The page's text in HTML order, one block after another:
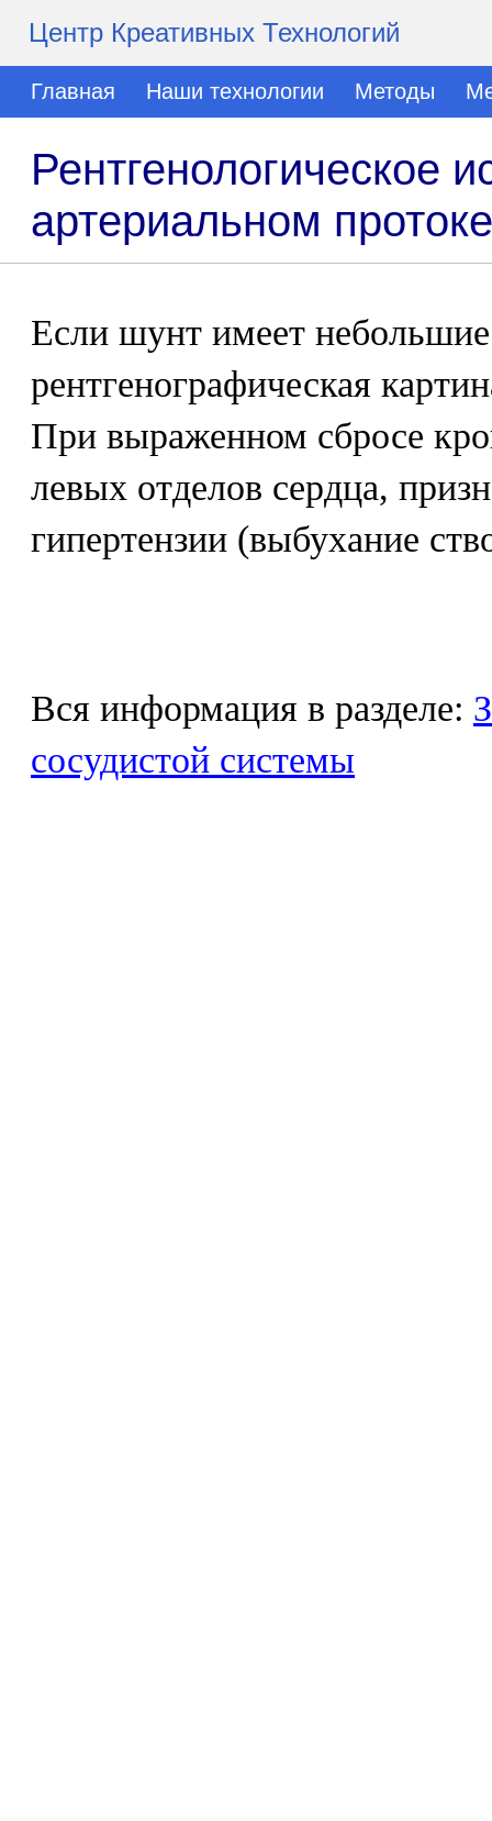
Центр Креативных Технологий
Главная Наши технологии Методы
Рентгенологическое
артериальном протоке
Если шунт имеет
рентгенографическая
При выраженном сбросе
левых отделов сердца,
гипертензии (выбухание
Вся информация в разделе:
сосудистой системы